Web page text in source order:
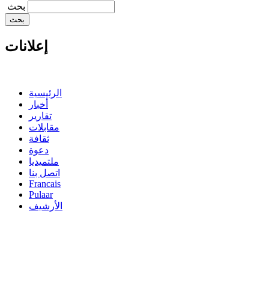
‏بحث ‏
إعلانات
الرئيسية
أخبار
تقارير
مقابلات
ثقافة
دعوة
ملتميديا
اتصل بنا
Francais
Pulaar
الأرشيف